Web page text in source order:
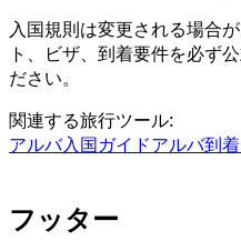
入国規則は変更される場合
ト、ビザ、到着要件を必ず
ださい。
関連する旅行ツール:
アルバ入国ガイドアルバ到
フッター